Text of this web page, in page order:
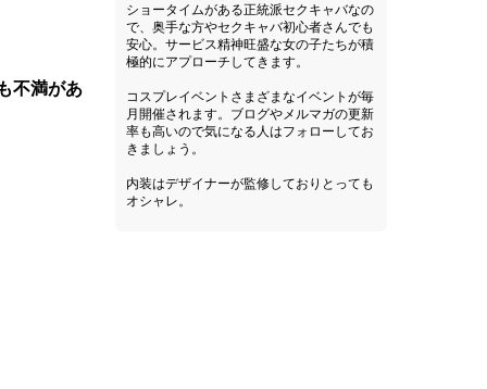
不満があ
ショータイムがある正統派セクキャバなの
で、奥手な方やセクキャバ初心者さんでも
安心。サービス精神旺盛な女の子たちが積
極的にアプローチしてきます。
コスプレイベントさまざまなイベントが毎
月開催されます。ブログやメルマガの更新
率も高いので気になる人はフォローしてお
きましょう。
内装はデザイナーが監修しておりとっても
オシャレ。